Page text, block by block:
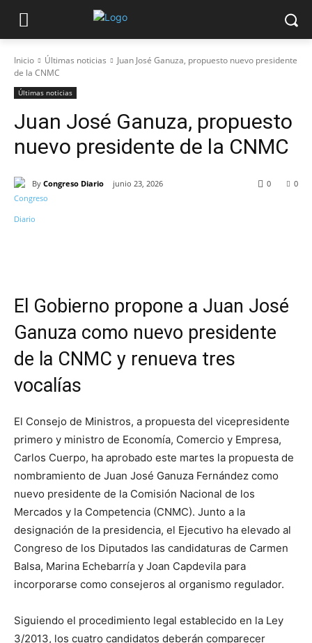
Inicio Últimas noticias
Juan José Ganuza, propuesto nuevo presidente
de la CNMC
Últimas noticias
Juan José Ganuza, propuesto
nuevo presidente de la CNMC
By Congreso Diario junio 23, 2026 0
0
El Gobierno propone a Juan José
Ganuza como nuevo presidente
de la CNMC y renueva tres
vocalías
El Consejo de Ministros, a propuesta del vicepresidente
primero y ministro de Economía, Comercio y Empresa,
Carlos Cuerpo, ha aprobado este martes la propuesta de
nombramiento de Juan José Ganuza Fernández como
nuevo presidente de la Comisión Nacional de los
Mercados y la Competencia (CNMC). Junto a la
designación de la presidencia, el Ejecutivo ha elevado al
Congreso de los Diputados las candidaturas de Carmen
Balsa, Marina Echebarría y Joan Capdevila para
incorporarse como consejeros al organismo regulador.
Siguiendo el procedimiento legal establecido en la Ley
3/2013, los cuatro candidatos deberán comparecer